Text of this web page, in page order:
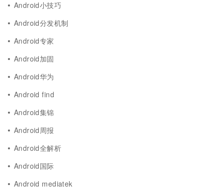
Android小技巧
Android分发机制
Android专家
Android加固
Android华为
Android find
Android集锦
Android周报
Android全解析
Android国际
Android mediatek